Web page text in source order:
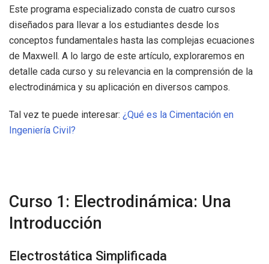
Este programa especializado consta de cuatro cursos
diseñados para llevar a los estudiantes desde los
conceptos fundamentales hasta las complejas ecuaciones
de Maxwell. A lo largo de este artículo, exploraremos en
detalle cada curso y su relevancia en la comprensión de la
electrodinámica y su aplicación en diversos campos.
Tal vez te puede interesar: ¿Qué es la Cimentación en
Ingeniería Civil?
Curso 1: Electrodinámica: Una
Introducción
Electrostática Simplificada